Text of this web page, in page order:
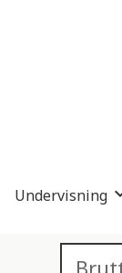
Undervisning